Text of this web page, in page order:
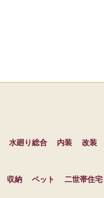
水廻り総合 内装 改装
収納 ペット 二世帯住宅